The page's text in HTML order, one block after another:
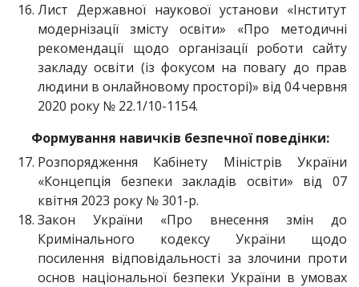
Лист Державної наукової установи «Інститут
модернізації змісту освіти» «Про методичні
рекомендації щодо організації роботи сайту
закладу освіти (із фокусом на повагу до прав
людини в онлайновому просторі)» від 04 червня
2020 року № 22.1/10-1154.
Формування навичків безпечної поведінки:
Розпорядження Кабінету Міністрів України
«Концепція безпеки закладів освіти» від 07
квітня 2023 року № 301-р.
Закон України «Про внесення змін до
Кримінального кодексу України щодо
посилення відповідальності за злочини проти
основ національної безпеки України в умовах